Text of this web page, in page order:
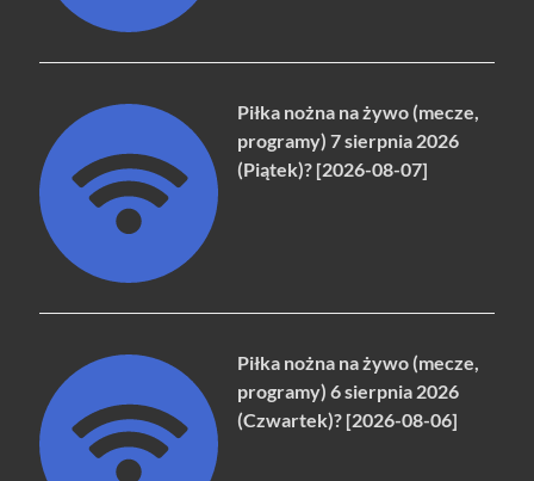
Piłka nożna na żywo (mecze,
programy) 7 sierpnia 2026
(Piątek)? [2026-08-07]
Piłka nożna na żywo (mecze,
programy) 6 sierpnia 2026
(Czwartek)? [2026-08-06]